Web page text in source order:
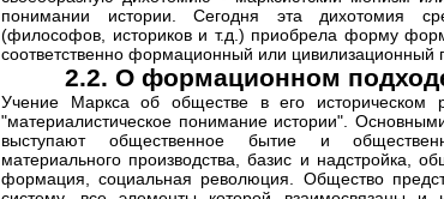
понимании истории. Сегодня эта дихотомия
(философов, историков и т.д.) приобрела форму
соответственно формационный или цивилизационный
2.2. О формационном
Учение Маркса об обществе в его историческом
"материалистическое понимание истории".
выступают общественное бытие и
материального производства, базис и надстройка,
формация, социальная революция. Общество